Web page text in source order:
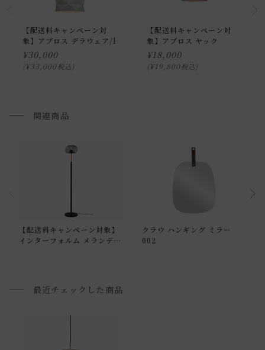
通常配送について
通常配送の場合、お品物は玄関前での引渡しとなります。
■ご不明な点やご希望がございましたら、お気軽にお問い合
小型商品の日時・時間指定について
【配送料キャンペーン対
象】アプロス デラウェア/l
¥30,000
¥33,000 税込
【配送料キャンペーン対
象】アプロス ヤック
¥18,000
¥19,800 税込
関連商品
【配送料キャンペーン対象】
インターフォルム メランデル
クラウ ハンギング ミラー
002
最近チェックした商品